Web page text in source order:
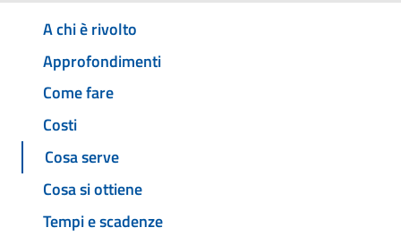
A chi è rivolto
Approfondimenti
Come fare
Costi
Cosa serve
Cosa si ottiene
Tempi e scadenze